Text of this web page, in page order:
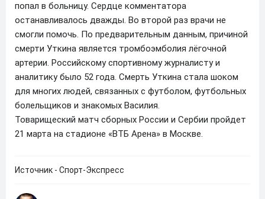
попал в больницу. Сердце комментатора
останавливалось дважды. Во второй раз врачи не
смогли помочь. По предварительным данным, причиной
смерти Уткина является тромбоэмболия лёгочной
артерии. Российскому спортивному журналисту и
аналитику было 52 года. Смерть Уткина стала шоком
для многих людей, связанных с футболом, футбольных
болельщиков и знакомых Василия.
Товарищеский матч сборных России и Сербии пройдет
21 марта на стадионе «ВТБ Арена» в Москве.
Источник - Спорт-Экспресс